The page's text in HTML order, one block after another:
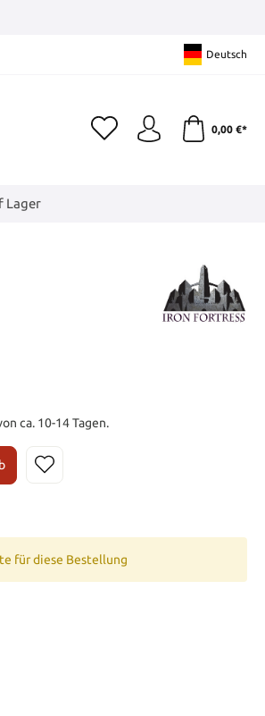
Deutsch
0,00 €*
Lager
ca. 10-14 Tagen.
für diese Bestellung